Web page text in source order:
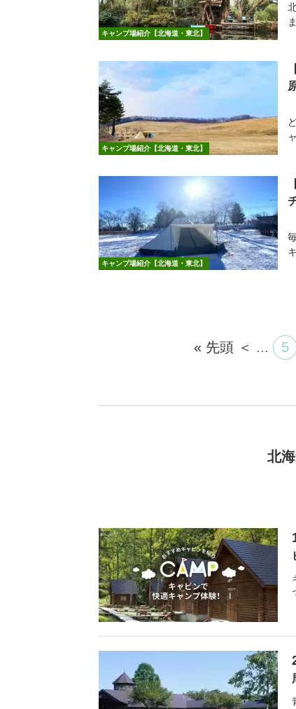
キャンプ場紹介【北海道・東北】
キャンプ場紹介【北海道・東北】
キャンプ場紹介【北海道・東北】
« 先頭 ＜ ... 5
北